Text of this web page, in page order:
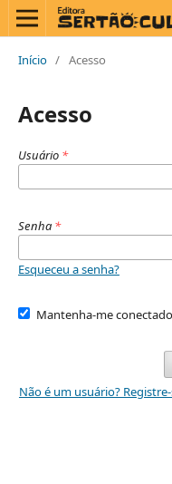
Início / Acesso
Acesso
Usuário *
Senha *
Esqueceu a senha?
Mantenha-me conectado
Não é um usuário?